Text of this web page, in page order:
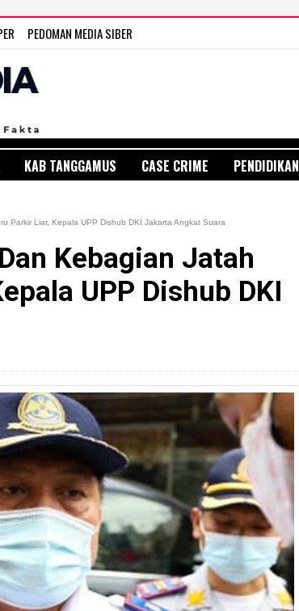
PEDOMAN MEDIA SIBER
KAB TANGGAMUS CASE CRIME PENDIDIKAN
Parkir Liar, Kepala UPP Dishub DKI Jakarta Angkat Suara
Kebagian Jatah
UPP Dishub DKI